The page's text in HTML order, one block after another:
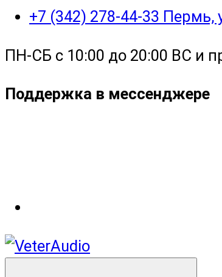
+7 (342) 278-44-33 Пермь,
ПН-СБ с 10:00 до 20:00 ВС и
Поддержка в мессенджере